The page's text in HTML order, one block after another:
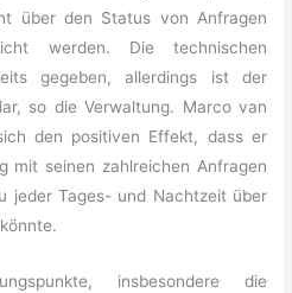
über den Status von Anfragen
werden. Die technischen
gegeben, allerdings ist der
so die Verwaltung. Marco van
den positiven Effekt, dass er
mit seinen zahlreichen Anfragen
jeder Tages- und Nachtzeit über
insbesondere die